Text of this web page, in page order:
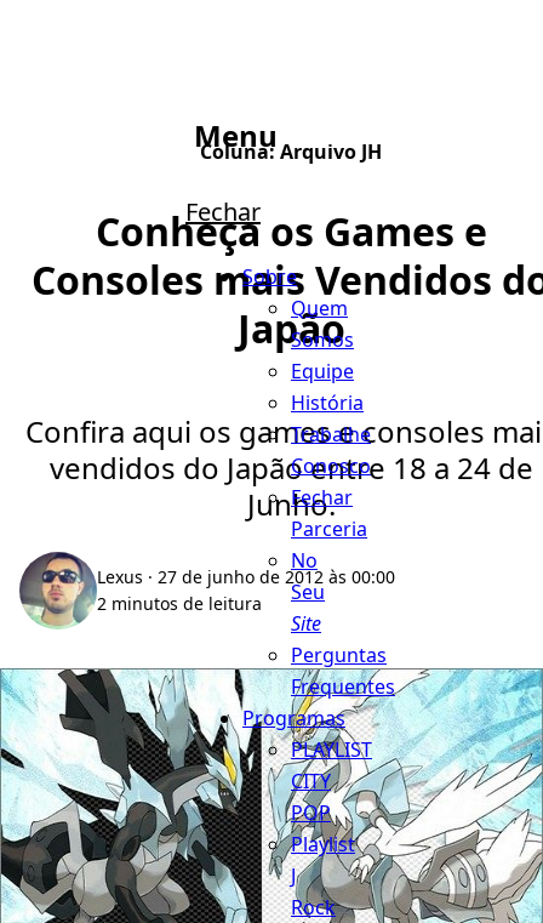
Menu
Fechar
Sobre
Quem
Somos
Equipe
História
Trabalhe
Conosco
Fechar
Parceria
No
Seu
Site
Perguntas
Frequentes
Programas
PLAYLIST
CITY
POP
Playlist
J
Rock
Coluna:Arquivo JH
Conheça os Games e
Consoles mais Vendidos
Japão
Confira aqui os games e consoles
vendidos do Japão entre 18 a 24 de
Junho.
Lexus · 27 de junho de 2012 às 00:00
2 minutos de leitura